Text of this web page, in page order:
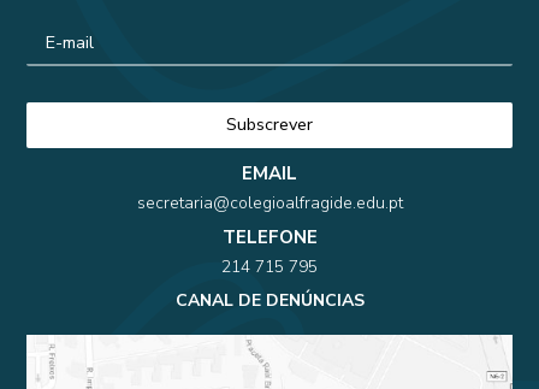
EMAIL
secretaria@colegioalfragide.edu.pt
TELEFONE
214 715 795
CANAL DE DENÚNCIAS